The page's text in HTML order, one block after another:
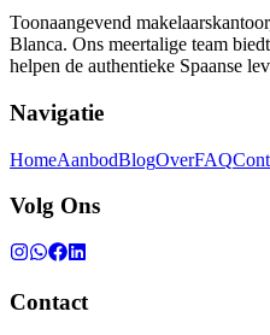
Toonaangevend
Blanca. Ons meertalige team
helpen de authentieke Spaanse
Navigatie
HomeAanbodBlogOverFAQ
Volg Ons
Contact